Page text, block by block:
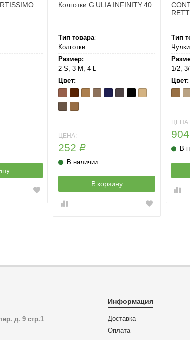
Колготки GIULIA INFINITY 40
Тип товара:
Колготки
Размер:
2-S, 3-M, 4-L
Цвет:
BronzoCappuccino
Caramel
DainoDeep
Navy
FumeNero
Playa
TabacoVisone
ЦЕНА:
252 Р
В наличии
В корзину
Тип
Чулки
1/2,
Цвет:
Bronz
ЦЕНА:
904
В
д. 9 стр.1
Информация
Доставка
Оплата